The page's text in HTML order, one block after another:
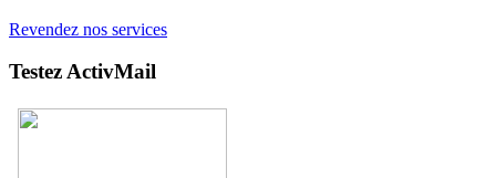
Revendez nos services
Testez ActivMail